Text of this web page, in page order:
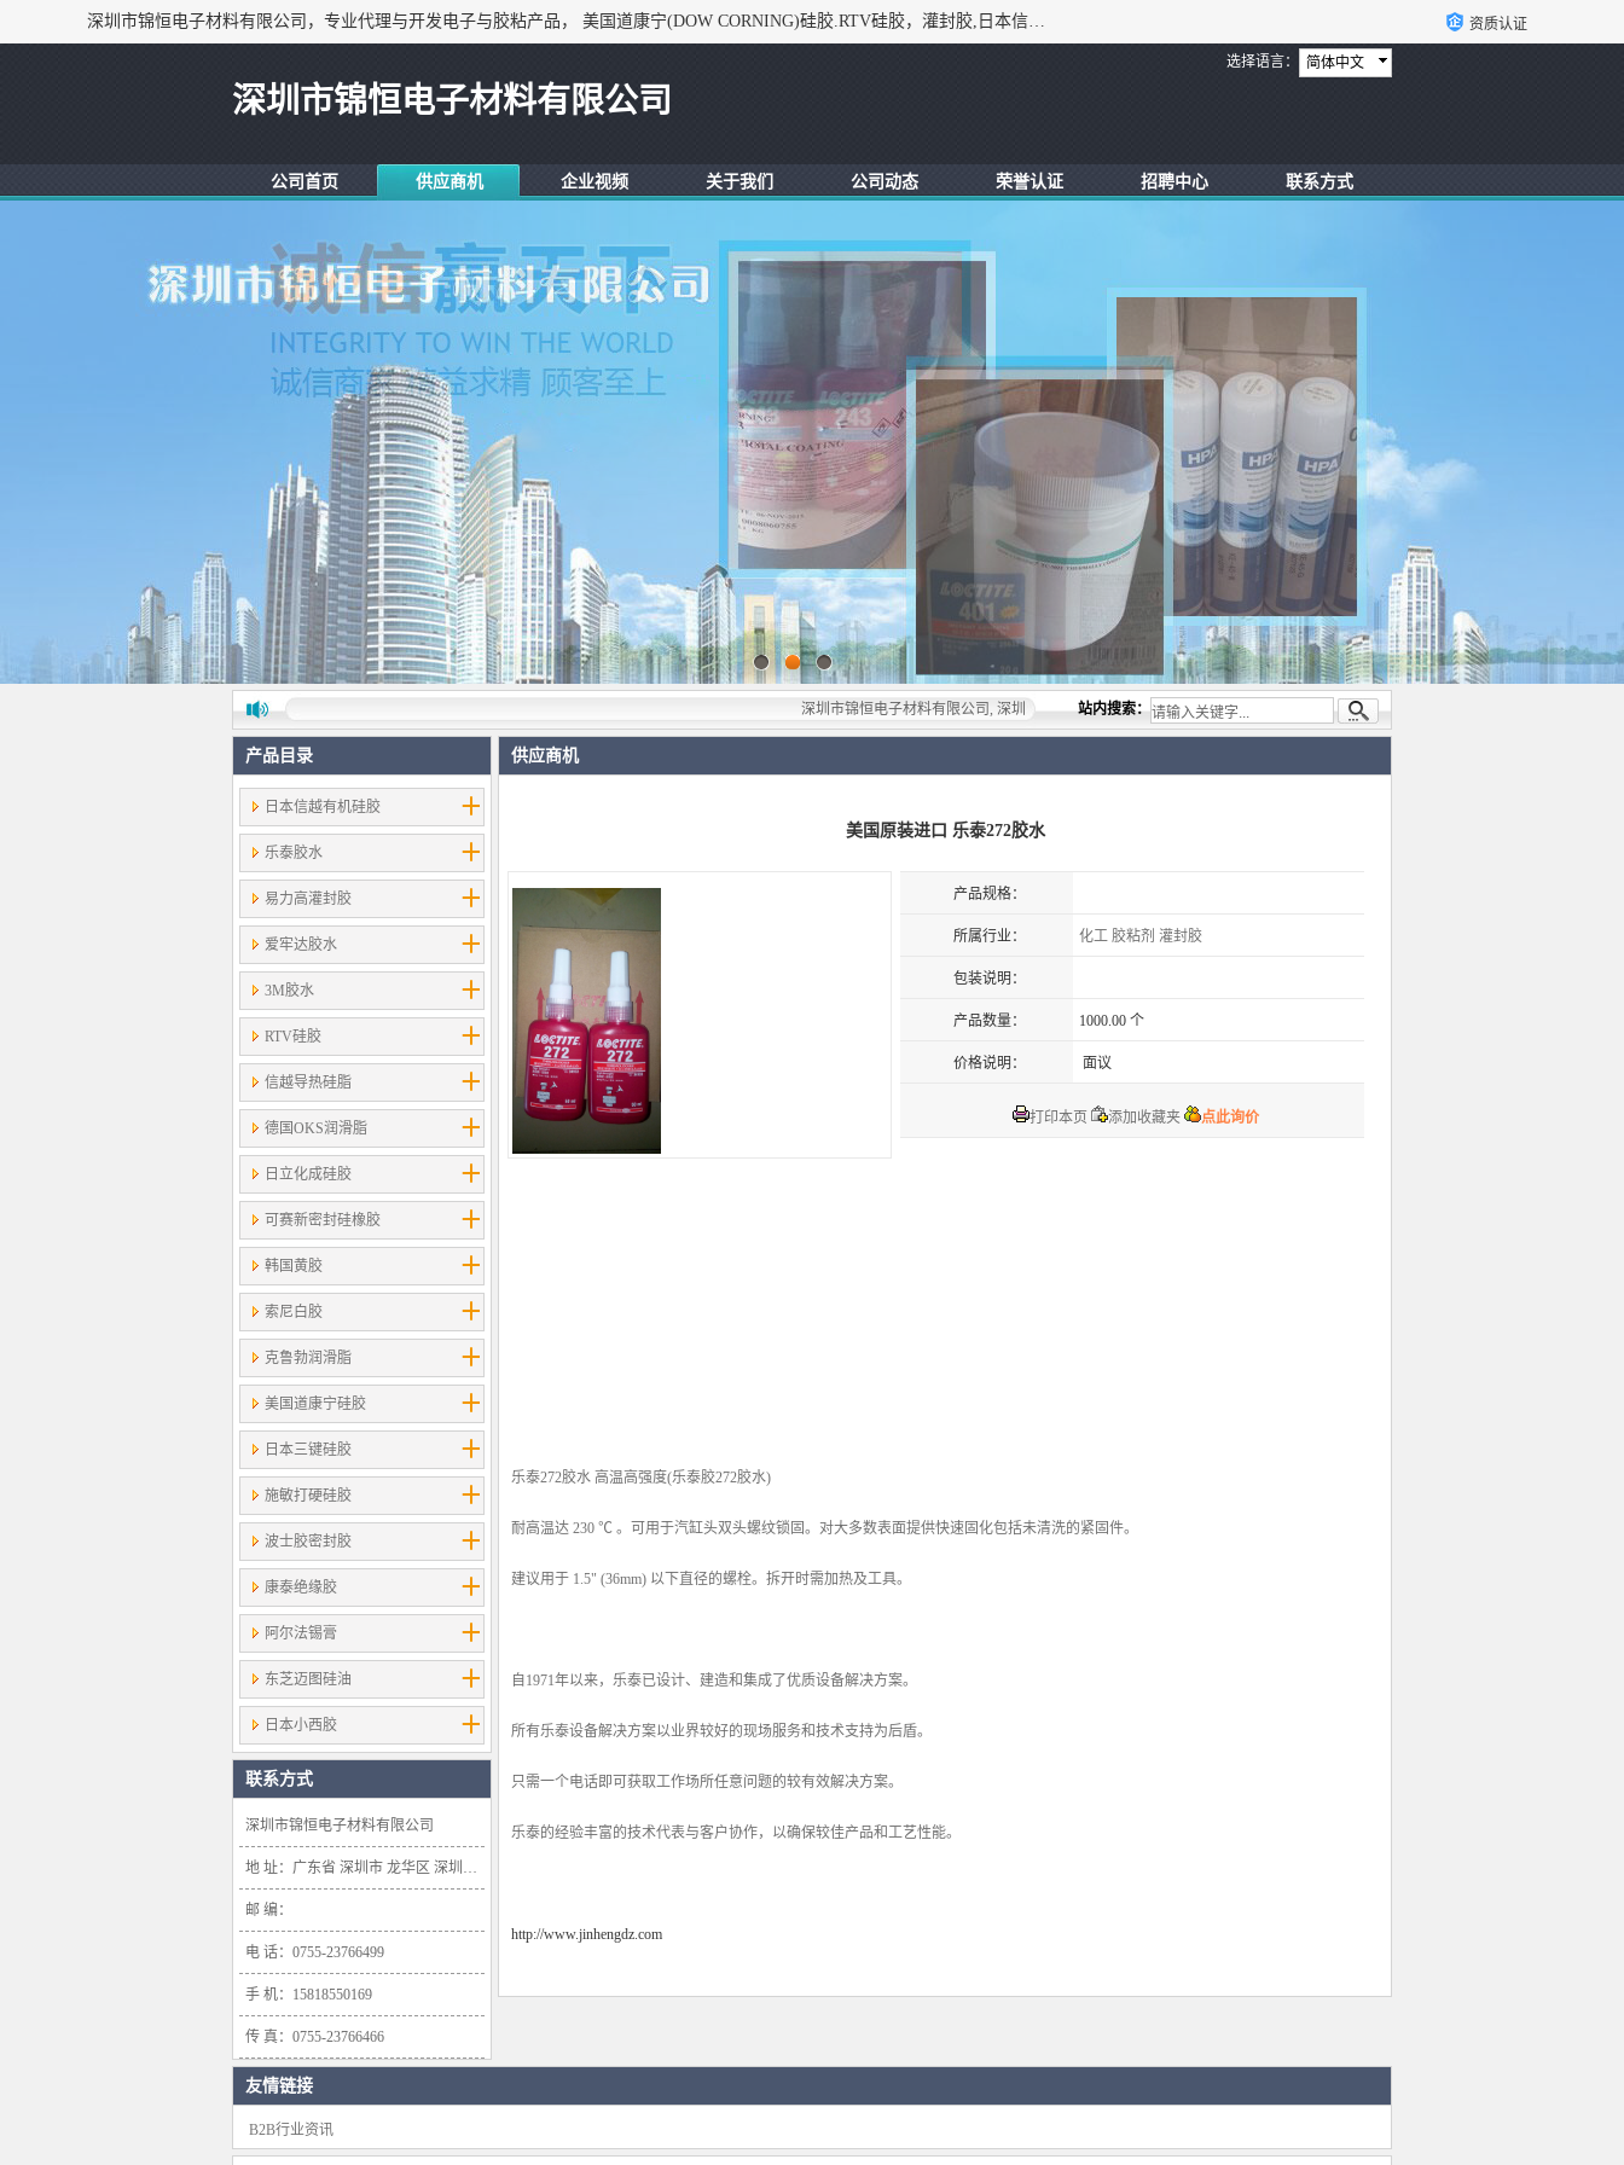
深圳市锦恒电子材料有限公司，专业代理与开发电子与胶粘产品， 美国道康宁(DOW CORNING)硅胶.RTV硅胶，灌封胶,日本信越(ShinEtsu)， 美国通用/东芝(GE/Toshiba)，美国HUMISEAL防潮绝缘胶， 日本小西(KONISHI)胶粘剂，3M,三键，乐泰，日本施敏打硬(CEMEDINE)硅胶，等众多进口品牌. 资质认证
简体中文
选择语言：
深圳市锦恒电子材料有限公司
公司首页 供应商机 企业视频 关于我们 公司动态 荣誉认证 招聘中心 联系方式
深圳市锦恒电子材料有限公司, 深圳市锦恒电子材料有限公司，专业代理与开发电子与胶粘产品， 美国道康宁(DOW CORNING)
站内搜索：
产品目录
日本信越有机硅胶
乐泰胶水
易力高灌封胶
爱牢达胶水
3M胶水
RTV硅胶
信越导热硅脂
德国OKS润滑脂
日立化成硅胶
可赛新密封硅橡胶
韩国黄胶
索尼白胶
克鲁勃润滑脂
美国道康宁硅胶
日本三键硅胶
施敏打硬硅胶
波士胶密封胶
康泰绝缘胶
阿尔法锡膏
东芝迈图硅油
日本小西胶
联系方式
深圳市锦恒电子材料有限公司
地 址：广东省 深圳市 龙华区 深圳市龙华新区大浪办事处浪口社区华盛路134号雍景轩商业大厦1638号
邮 编：
电 话：0755-23766499
手 机：15818550169
传 真：0755-23766466
供应商机
美国原装进口 乐泰272胶水
产品规格：
所属行业： 化工 胶粘剂 灌封胶
包装说明：
产品数量： 1000.00 个
价格说明： 面议
打印本页 添加收藏夹 点此询价
乐泰272胶水 高温高强度(乐泰胶272胶水)
耐高温达 230 ℃ 。可用于汽缸头双头螺纹锁固。对大多数表面提供快速固化包括未清洗的紧固件。
建议用于 1.5" (36mm) 以下直径的螺栓。拆开时需加热及工具。
自1971年以来，乐泰已设计、建造和集成了优质设备解决方案。
所有乐泰设备解决方案以业界较好的现场服务和技术支持为后盾。
只需一个电话即可获取工作场所任意问题的较有效解决方案。
乐泰的经验丰富的技术代表与客户协作，以确保较佳产品和工艺性能。
http://www.jinhengdz.com
友情链接
B2B行业资讯